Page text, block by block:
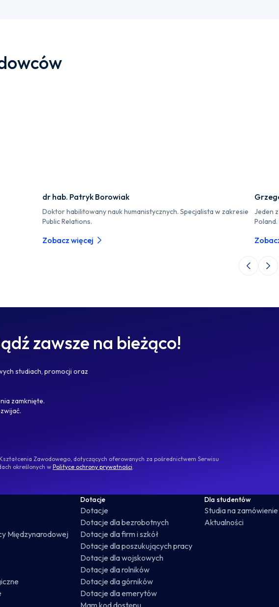
dr hab. Patryk Borowiak
Doktor habilitowany nauk humanistycznych. Specjalista w zakresie
Public Relations.
Zobacz więcej
Jeden
Poland.
Poprzedni
zawsze na bieżąco!
studiach, promocji oraz
zamknięte.
Zawodowego, dotyczących oferowanych za pośrednictwem Serwisu
określonych w Polityce ochrony prywatności.
Międzynarodowej
Dotacje
Dotacje
Dotacje dla bezrobotnych
Dotacje dla firm i szkół
Dotacje dla poszukujących pracy
Dotacje dla wojskowych
Dotacje dla rolników
Dotacje dla górników
Dotacje dla emerytów
Mam kod dostępu
Dla studentów
Studia na zamówienie
Aktualności